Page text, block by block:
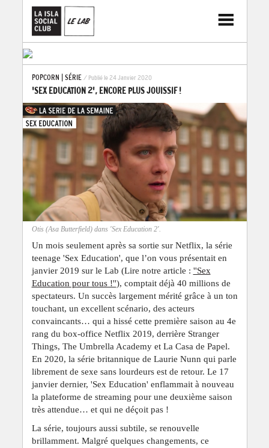
POPCORN SÉRIE / Publié le 24 Janvier 2020
'SEX EDUCATION 2', ENCORE PLUS JOUISSIF !
Otis (Asa Butterfield) dans 'Sex Education 2'.
Un mois seulement après sa sortie sur Netflix, la série
teenage 'Sex Education', que l’on vous présentait en
janvier 2019 sur le Lab (Lire notre article : ''Sex
Education pour tous !''), comptait déjà 40 millions de
spectateurs. Un succès largement mérité grâce à un ton
touchant, un excellent scénario, des acteurs
convaincants… qui a hissé cette première saison au 4e
rang du box-office Netflix 2019, derrière Stranger
Things, The Umbrella Academy et La Casa de Papel.
En 2020, la série britannique de Laurie Nunn qui parle
librement de sexe sans lourdeurs est de retour. Le 17
janvier dernier, 'Sex Education' enflammait à nouveau
la plateforme de streaming pour une deuxième saison
très attendue… et qui ne déçoit pas !
La série, toujours aussi subtile, se renouvelle
brillamment. Malgré quelques changements, ce